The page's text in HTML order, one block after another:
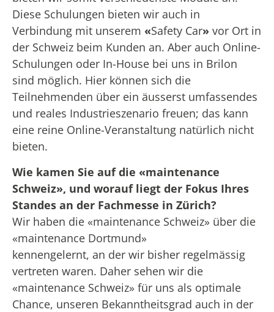
Diese Schulungen bieten wir auch in
Verbindung mit unserem «Safety Car» vor Ort in
der Schweiz beim Kunden an. Aber auch Online-
Schulungen oder In-House bei uns in Brilon
sind möglich. Hier können sich die
Teilnehmenden über ein äusserst umfassendes
und reales Industrieszenario freuen; das kann
eine reine Online-Veranstaltung natürlich nicht
bieten.
Wie kamen Sie auf die «maintenance
Schweiz», und worauf liegt der Fokus Ihres
Standes an der Fachmesse in Zürich?
Wir haben die «maintenance Schweiz» über die
«maintenance Dortmund»
kennengelernt, an der wir bisher regelmässig
vertreten waren. Daher sehen wir die
«maintenance Schweiz» für uns als optimale
Chance, unseren Bekanntheitsgrad auch in der